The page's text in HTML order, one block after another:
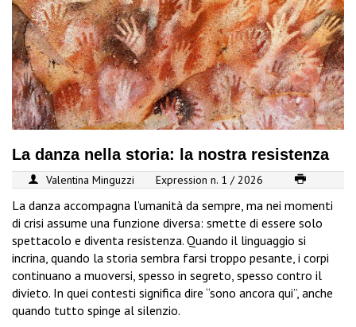
La danza nella storia: la nostra resistenza
Valentina Minguzzi Expression n. 1 / 2026
La danza accompagna l’umanità da sempre, ma nei momenti
di crisi assume una funzione diversa: smette di essere solo
spettacolo e diventa resistenza. Quando il linguaggio si
incrina, quando la storia sembra farsi troppo pesante, i corpi
continuano a muoversi, spesso in segreto, spesso contro il
divieto. In quei contesti significa dire “sono ancora qui”, anche
quando tutto spinge al silenzio.